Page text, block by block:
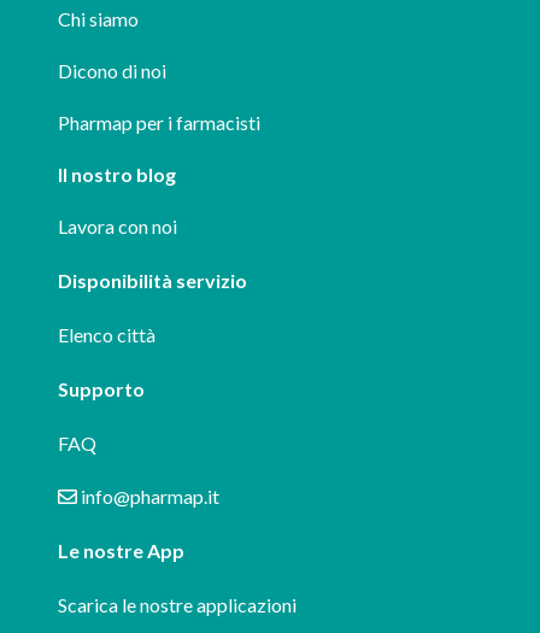
Chi siamo
Dicono di noi
Pharmap per i farmacisti
Il nostro blog
Lavora con noi
Disponibilità servizio
Elenco città
Supporto
FAQ
info@pharmap.it
Le nostre App
Scarica le nostre applicazioni